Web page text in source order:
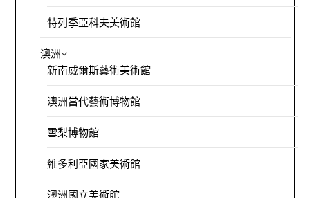
特列季亞科夫美術館
澳洲
新南威爾斯藝術美術館
澳洲當代藝術博物館
雪梨博物館
維多利亞國家美術館
澳洲國立美術館